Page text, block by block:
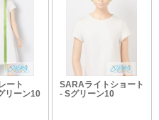
ート
リーン10
SARAライトショート
- Sグリーン10